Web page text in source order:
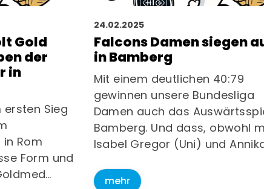
Gold
der
in
ersten Sieg
Rom
Form und
24.02.2025
Falcons Damen siegen
in Bamberg
Mit einem deutlichen 40:79
gewinnen unsere Bundesliga
Damen auch das
Bamberg. Und dass, obwohl
Isabel Gregor (Uni) und
mehr